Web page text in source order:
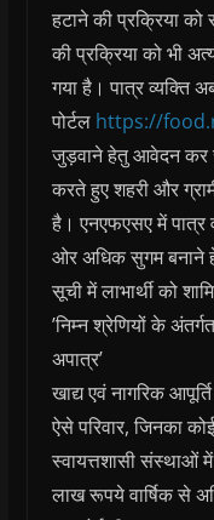
हटाने की प्रक्रिया को
की प्रक्रिया को भी
गया है। पात्र व्यक्ति
पोर्टल https://
जुड़वाने हेतु आवेदन कर
करते हुए शहरी और
है। एनएफएसए में पात्र
ओर अधिक सुगम बनाने
सूची में लाभार्थी को
’निम्न श्रेणियों के
अपात्र’
खाद्य एवं नागरिक आपूर्ति
ऐसे परिवार, जिनका
स्वायत्तशासी संस्थाओं
लाख रूपये वार्षिक से